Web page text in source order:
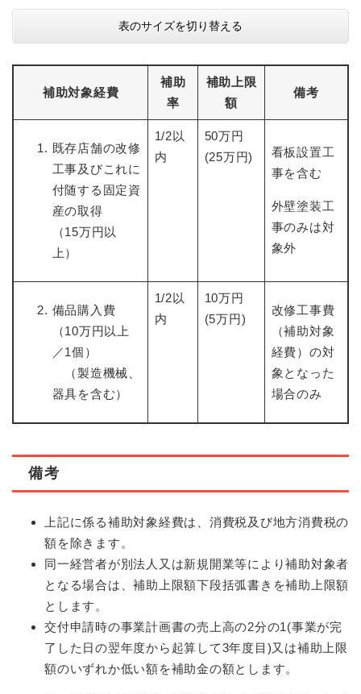
表のサイズを切り替える
補助対象経費
補助
率
補助上限
額
備考
既存店舗の改修
工事及びこれに
付随する固定資
産の取得
（15万円以
上）
1/2以
内
50万円
(25万円)
看板設置工
事を含む
外壁塗装工
事のみは対
象外
備品購入費
（10万円以上
／1個）
（製造機械、
器具を含む）
1/2以
内
10万円
(5万円)
改修工事費
（補助対象
経費）の対
象となった
場合のみ
備考
上記に係る補助対象経費は、消費税及び地方消費税の
額を除きます。
同一経営者が別法人又は新規開業等により補助対象者
となる場合は、補助上限額下段括弧書きを補助上限額
とします。
交付申請時の事業計画書の売上高の2分の1(事業が完
了した日の翌年度から起算して3年度目)又は補助上限
額のいずれか低い額を補助金の額とします。